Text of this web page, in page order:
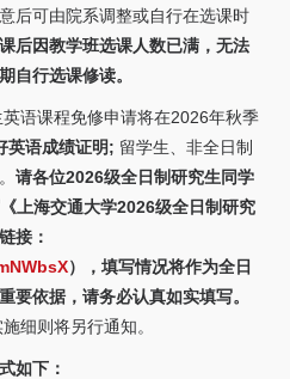
后可由院系调整或自行在选课时
后因教学班选课人数已满，无法
自行选课修读。
语课程免修申请将在2026年秋季
英语成绩证明; 留学生、非全日制
请各位2026级全日制研究生同学
上海交通大学2026级全日制研究
接：
），填写情况将作为全日
要依据，请务必认真如实填写。
细则将另行通知。
如下：